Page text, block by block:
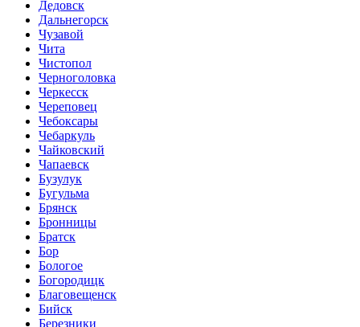
Дедовск
Дальнегорск
Чузавой
Чита
Чистопол
Черноголовка
Черкесск
Череповец
Чебоксары
Чебаркуль
Чайковский
Чапаевск
Бузулук
Бугульма
Брянск
Бронницы
Братск
Бор
Бологое
Богородицк
Благовещенск
Бийск
Березники